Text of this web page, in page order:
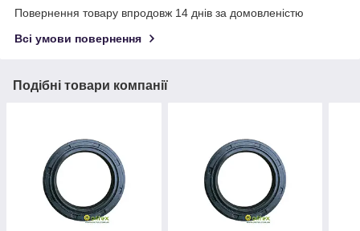
Повернення товару впродовж 14 днів за домовленістю
Всі умови повернення
Подібні товари компанії